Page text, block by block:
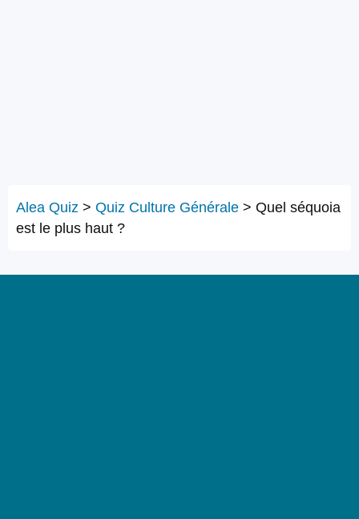
Alea Quiz > Quiz Culture Générale > Quel séquoia
est le plus haut ?